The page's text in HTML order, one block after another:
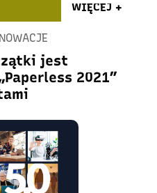
WIĘCEJ +
jest
2021”